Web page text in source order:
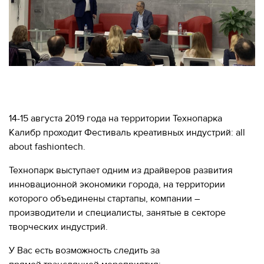
МЕРОПРИЯТИЯ
О КАЛИБРЕ
Станция метро Алексеевская
+7 (495) 280-17-17
Режим работы 9:00 - 18:00 Пн-Чт.
9:00 - 17:00 Пт.
МЕРОПРИЯТИЯ
ИНФОРМАЦИЯ
ДЛЯ
КАБИНЕТ
(495)
280-
17-
17
(495)
14-15 августа 2019 года на территории Технопарка
Калибр проходит Фестиваль креативных индустрий: all
about fashiontech.
Технопарк выступает одним из драйверов развития
инновационной экономики города, на территории
которого объединены стартапы, компании –
производители и специалисты, занятые в секторе
творческих индустрий.
У Вас есть возможность следить за